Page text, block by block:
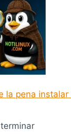
la pena instalar